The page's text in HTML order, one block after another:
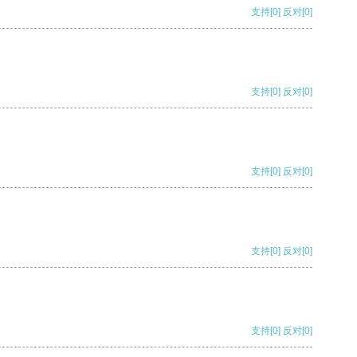
支持[0] 反对[0]
支持[0] 反对[0]
支持[0] 反对[0]
支持[0] 反对[0]
支持[0] 反对[0]